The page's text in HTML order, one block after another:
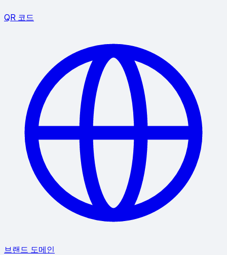
QR 코드
브랜드 도메인